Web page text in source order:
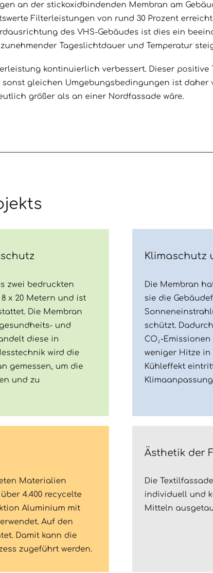
an der stickoxidbindenden Membran am
Filterleistungen von rund 30 Prozent
des VHS-Gebäudes ist dies ein
Tageslichtdauer und Temperatur
kontinuierlich verbessert. Dieser
gleichen Umgebungsbedingungen ist
größer als an einer Nordfassade wäre.
zwei bedruckten
x 20 Metern und ist
Die Membran
und
diese in
wird die
gemessen, um die
und zu
Klimaschutz
Die Membran
sie die
schützt.
CO₂-
weniger Hitze in
Kühleffekt
Materialien
4.400 recycelte
Aluminium mit
Auf den
Damit kann die
zugeführt werden.
Ästhetik der
Die
individuell und
Mitteln